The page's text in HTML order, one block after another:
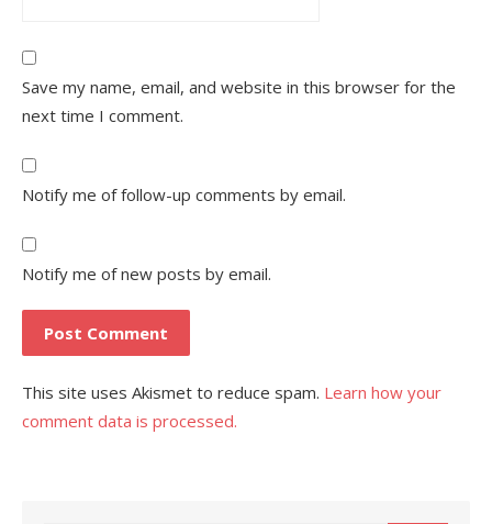
Save my name, email, and website in this browser for the
next time I comment.
Notify me of follow-up comments by email.
Notify me of new posts by email.
This site uses Akismet to reduce spam. Learn how your
comment data is processed.